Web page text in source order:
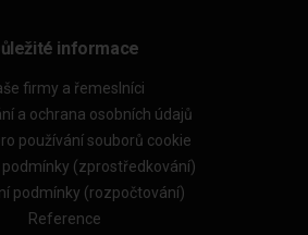
informace
firmy a řemeslníci
a ochrana osobních údajů
používání souborů cookie
podmínky (zprostředkování)
podmínky (rozpočtování)
Reference